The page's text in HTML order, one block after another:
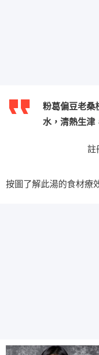
粉葛偏豆老桑
水，清熱生津
註
按圖了解此湯的食材療